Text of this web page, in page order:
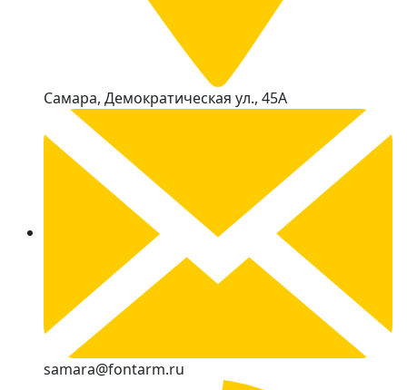
Самара, Демократическая ул., 45А
samara@fontarm.ru